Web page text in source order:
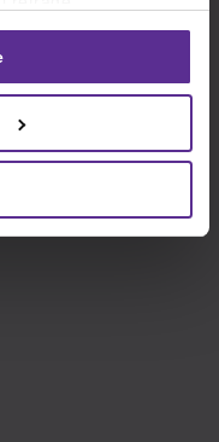
pe linkul către